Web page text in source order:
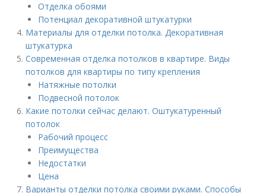
Отделка обоями
Потенциал декоративной штукатурки
Материалы для отделки потолка. Декоративная
штукатурка
Современная отделка потолков в квартире. Виды
потолков для квартиры по типу крепления
Натяжные потолки
Подвесной потолок
Какие потолки сейчас делают. Оштукатуренный
потолок
Рабочий процесс
Преимущества
Недостатки
Цена
Варианты отделки потолка своими руками. Способы